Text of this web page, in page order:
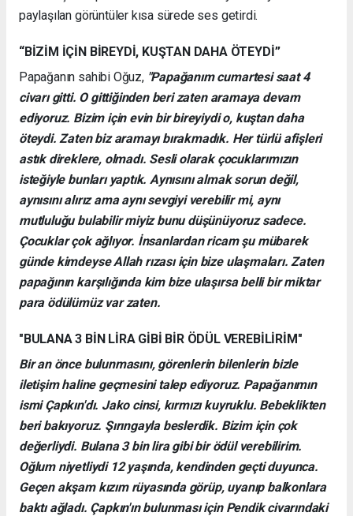
paylaşılan görüntüler kısa sürede ses getirdi.
“BİZİM İÇİN BİREYDİ, KUŞTAN DAHA ÖTEYDİ”
Papağanın sahibi Oğuz, "Papağanım cumartesi saat 4
civarı gitti. O gittiğinden beri zaten aramaya devam
ediyoruz. Bizim için evin bir bireyiydi o, kuştan daha
öteydi. Zaten biz aramayı bırakmadık. Her türlü afişleri
astık direklere, olmadı. Sesli olarak çocuklarımızın
isteğiyle bunları yaptık. Aynısını almak sorun değil,
aynısını alırız ama aynı sevgiyi verebilir mi, aynı
mutluluğu bulabilir miyiz bunu düşünüyoruz sadece.
Çocuklar çok ağlıyor. İnsanlardan ricam şu mübarek
günde kimdeyse Allah rızası için bize ulaşmaları. Zaten
papağının karşılığında kim bize ulaşırsa belli bir miktar
para ödülümüz var zaten.
"BULANA 3 BİN LİRA GİBİ BİR ÖDÜL VEREBİLİRİM"
Bir an önce bulunmasını, görenlerin bilenlerin bizle
iletişim haline geçmesini talep ediyoruz. Papağanımın
ismi Çapkın'dı. Jako cinsi, kırmızı kuyruklu. Bebeklikten
beri bakıyoruz. Şırıngayla beslerdik. Bizim için çok
değerliydi. Bulana 3 bin lira gibi bir ödül verebilirim.
Oğlum niyetliydi 12 yaşında, kendinden geçti duyunca.
Geçen akşam kızım rüyasında görüp, uyanıp balkonlara
baktı ağladı. Çapkın'ın bulunması için Pendik civarındaki